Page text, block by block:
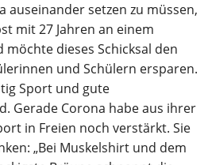
auseinander setzen zu müssen,
mit 27 Jahren an einem
dieses Schicksal den
und Schülern ersparen.
Sport und gute
Gerade Corona habe aus ihrer
in Freien noch verstärkt. Sie
„Bei Muskelshirt und dem